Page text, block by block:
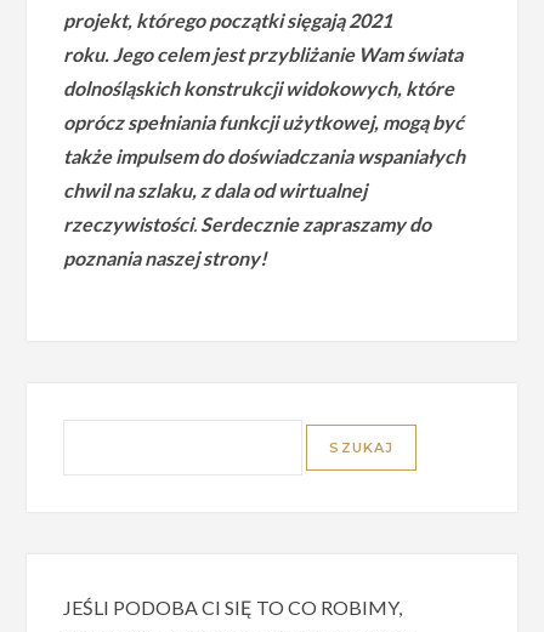
projekt, którego początki sięgają 2021
roku.Jego celem jest przybliżanie Wam świata
dolnośląskich konstrukcji widokowych, które
oprócz spełniania funkcji użytkowej, mogą być
także impulsem do doświadczania wspaniałych
chwil na szlaku, z dala od wirtualnej
rzeczywistości.Serdecznie zapraszamy do
poznania naszej strony!
JEŚLI PODOBA CI SIĘ TO CO ROBIMY,